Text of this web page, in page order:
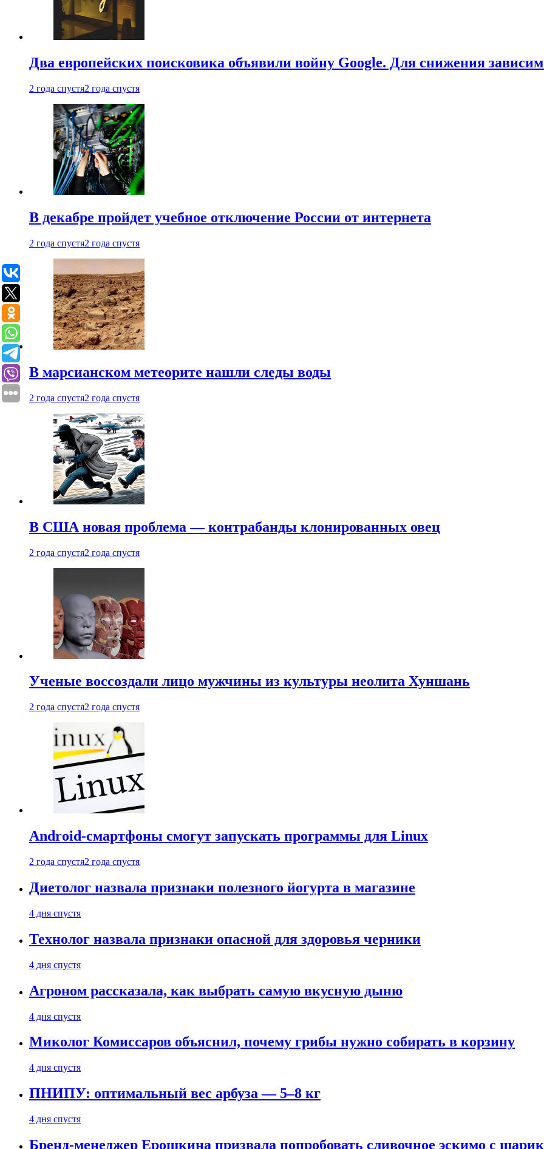
Два европейских поисковика объявили войну Google. Для снижения
2 года спустя2 года спустя
В декабре пройдет учебное отключение России от интернета
2 года спустя2 года спустя
В марсианском метеорите нашли следы воды
2 года спустя2 года спустя
В США новая проблема — контрабанды клонированных овец
2 года спустя2 года спустя
Ученые воссоздали лицо мужчины из культуры неолита Хуншань
2 года спустя2 года спустя
Android-смартфоны смогут запускать программы для Linux
2 года спустя2 года спустя
Диетолог назвала признаки полезного йогурта в магазине
4 дня спустя
Технолог назвала признаки опасной для здоровья черники
4 дня спустя
Агроном рассказала, как выбрать самую вкусную дыню
4 дня спустя
Миколог Комиссаров объяснил, почему грибы нужно собирать в корзину
4 дня спустя
ПНИПУ: оптимальный вес арбуза — 5–8 кг
4 дня спустя
Бренд-менеджер Ерошкина призвала попробовать сливочное эскимо с